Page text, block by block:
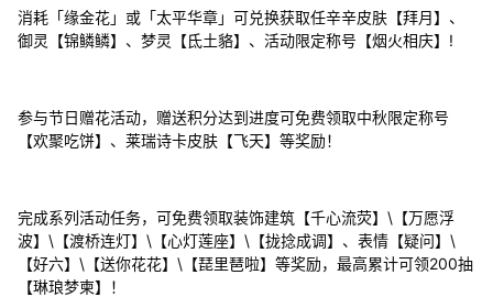
消耗「缘金花」或「太平华章」可兑换获取任辛辛皮肤【拜月】、
御灵【锦鳞鳞】、梦灵【氐土貉】、活动限定称号【烟火相庆】!
参与节日赠花活动，赠送积分达到进度可免费领取中秋限定称号
【欢聚吃饼】、莱瑞诗卡皮肤【飞天】等奖励！
完成系列活动任务，可免费领取装饰建筑【千心流荧】\【万愿浮
波】\【渡桥连灯】\【心灯莲座】\【拢捻成调】、表情【疑问】\
【好六】\【送你花花】\【琵里琶啦】等奖励，最高累计可领200抽
【琳琅梦柬】！